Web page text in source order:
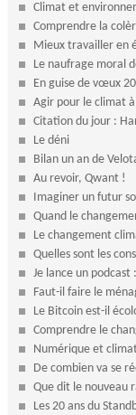
Climat et
Comprendre la
Mieux travailler en
Le naufrage moral
En guise de vœux
Agir pour le climat
Citation du jour :
Le déni
Bilan un an de
Au revoir, Qwant !
Imaginer un futur
Quand le
Le changement
Quelles sont les
Je lance un
Faut-il faire le
Le Bitcoin est-il
Comprendre le
Numérique et
De combien va se
Que dit le nouveau
Les 20 ans du